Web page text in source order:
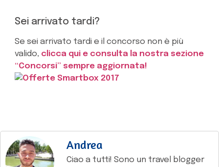
Sei arrivato tardi?
Se sei arrivato tardi e il concorso non è più
valido, clicca qui e consulta la nostra sezione
“Concorsi” sempre aggiornata!
Andrea
Ciao a tutti! Sono un travel blogger